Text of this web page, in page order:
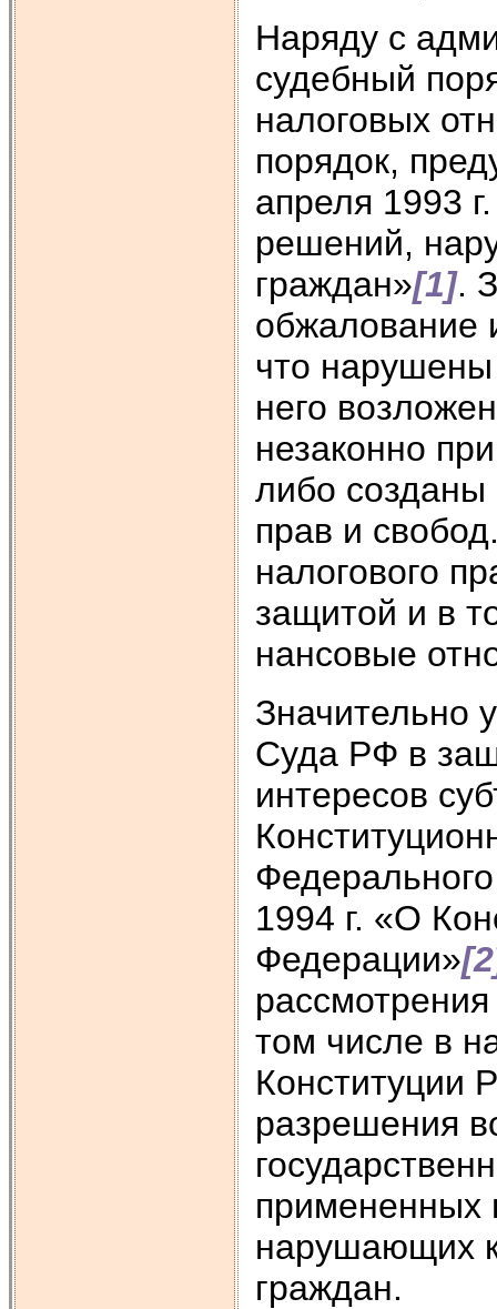
Наряду с
судебный
налоговых
порядок,
апреля 1993
решений,
граждан»[1].
обжалование
что нарушены
него
неза­конно
либо созданы
прав и
налогового
защитой и в
нансовые
Значительно
Суда РФ в
интересов
1994 г. «О
Федерации»
том числе в
Конституции
разрешения
примененных
нарушающих
граждан.